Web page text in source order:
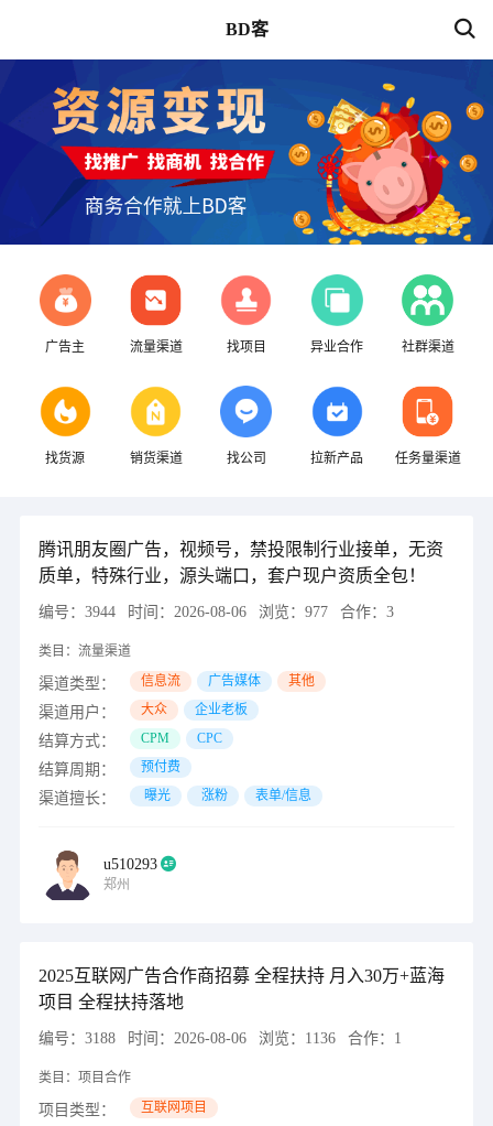
BD客
广告主 流量渠道 找项目 异业合作 社群渠道
找货源 销货渠道 找公司 拉新产品 任务量渠道
腾讯朋友圈广告，视频号，禁投限制行业接单，无资
质单，特殊行业，源头端口，套户现户资质全包！
编号： 3944 时间： 2026-08-06 浏览： 977 合作： 3
类目： 流量渠道
渠道类型： 信息流 广告媒体 其他
渠道用户： 大众 企业老板
结算方式： CPM CPC
结算周期： 预付费
渠道擅长： 曝光 涨粉 表单/信息
u510293
郑州
2025互联网广告合作商招募 全程扶持 月入30万+蓝海
项目 全程扶持落地
编号： 3188 时间： 2026-08-06 浏览： 1136 合作： 1
类目： 项目合作
项目类型： 互联网项目